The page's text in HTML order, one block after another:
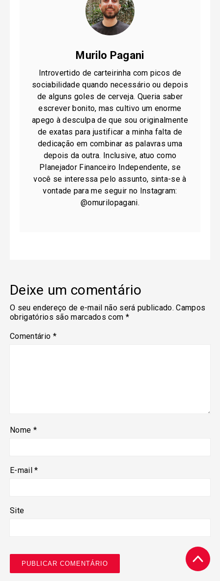
Murilo Pagani
Introvertido de carteirinha com picos de
sociabilidade quando necessário ou depois
de alguns goles de cerveja. Queria saber
escrever bonito, mas cultivo um enorme
apego à desculpa de que sou originalmente
de exatas para justificar a minha falta de
dedicação em combinar as palavras uma
depois da outra. Inclusive, atuo como
Planejador Financeiro Independente, se
você se interessa pelo assunto, sinta-se à
vontade para me seguir no Instagram:
@omurilopagani.
Deixe um comentário
O seu endereço de e-mail não será publicado. Campos
obrigatórios são marcados com *
Comentário *
Nome *
E-mail*
Site